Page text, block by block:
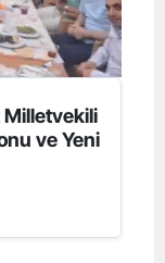
Milletvekili
ve Yeni